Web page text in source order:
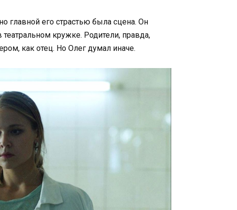
главной его страстью была сцена. Он
кружке. Родители, правда,
как отец. Но Олег думал иначе.